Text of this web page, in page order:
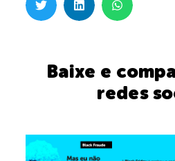
Baixe e
redes